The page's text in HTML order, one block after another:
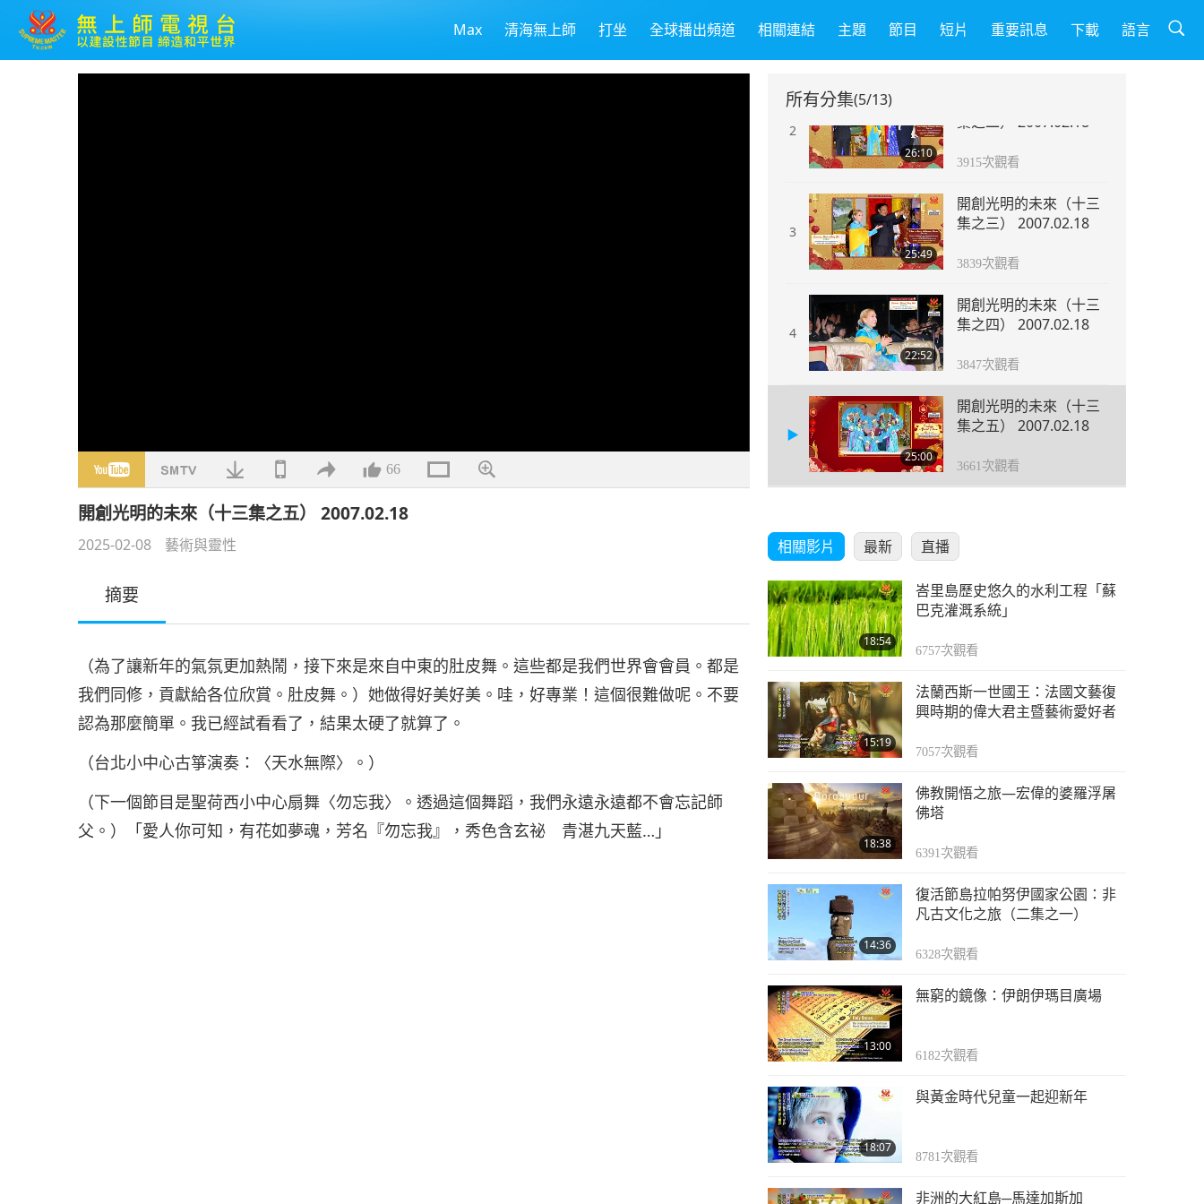
Max 清海無上師 打坐 全球播出頻道 相關連結 主題 節目 短片 重要訊息 下載 語言
66
開創光明的未來（十三集之五） 2007.02.18
2025-02-08 藝術與靈性
摘要
（為了讓新年的氣氛更加熱鬧，接下來是來自中東的肚皮舞。這些都是我們世界會會員。都是
我們同修，貢獻給各位欣賞。肚皮舞。）她做得好美好美。哇，好專業！這個很難做呢。不要
認為那麼簡單。我已經試看看了，結果太硬了就算了。
（台北小中心古箏演奏：〈天水無際〉。）
（下一個節目是聖荷西小中心扇舞〈勿忘我〉。透過這個舞蹈，我們永遠永遠都不會忘記師
父。）「愛人你可知，有花如夢魂，芳名『勿忘我』，秀色含玄祕 青湛九天藍…」
所有分集(5/13)
1
集之一） 2007.02.18
4716次觀看
2
26:10
集之二） 2007.02.18
3915次觀看
3
25:49
開創光明的未來（十三
集之三） 2007.02.18
3839次觀看
4
22:52
開創光明的未來（十三
集之四） 2007.02.18
3847次觀看
25:00
開創光明的未來（十三
集之五） 2007.02.18
3661 次觀看
6
25:51
7
23:48
開創光明的未來（十三
8
23:47
開創光明的未來（十三
9
23:49
10
20:22
開創光明的未來（十三
11
19:31
12
16:18
相關影片 最新 直播
18:54
峇里島歷史悠久的水利工程「蘇
巴克灌溉系統」
6757次觀看
15:19
法蘭西斯一世國王：法國文藝復
興時期的偉大君主暨藝術愛好者
7057次觀看
18:38
佛教開悟之旅—宏偉的婆羅浮屠
佛塔
6391次觀看
14:36
復活節島拉帕努伊國家公園：非
凡古文化之旅（二集之一）
6328次觀看
13:00
無窮的鏡像：伊朗伊瑪目廣場
6182次觀看
18:07
與黃金時代兒童一起迎新年
8781次觀看
非洲的大紅島─馬達加斯加